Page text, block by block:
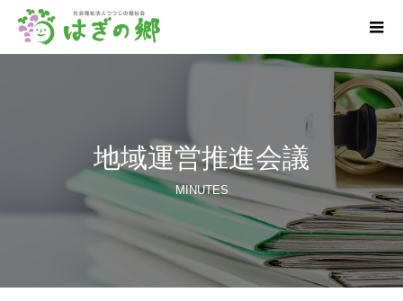
地域運営推進会議
MINUTES